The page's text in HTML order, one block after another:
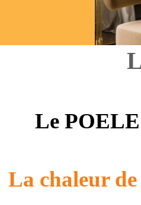
Le
La chaleur